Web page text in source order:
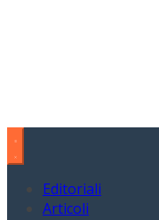
Editoriali
Articoli